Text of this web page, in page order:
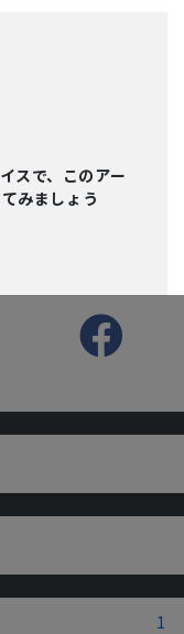
スで、このアー
みましょう
1